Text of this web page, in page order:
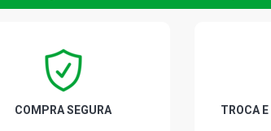
COMPRA SEGURA TROCA